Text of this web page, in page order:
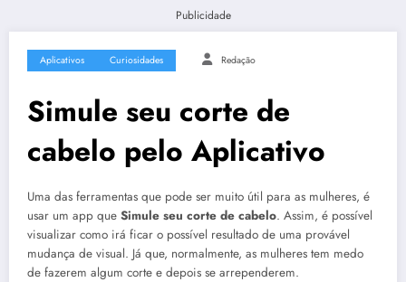
Publicidade
Aplicativos Curiosidades Redação
Simule seu corte de
cabelo pelo Aplicativo
Uma das ferramentas que pode ser muito útil para as mulheres, é
usar um app que Simule seu corte de cabelo. Assim, é possível
visualizar como irá ficar o possível resultado de uma provável
mudança de visual. Já que, normalmente, as mulheres tem medo
de fazerem algum corte e depois se arrependerem.